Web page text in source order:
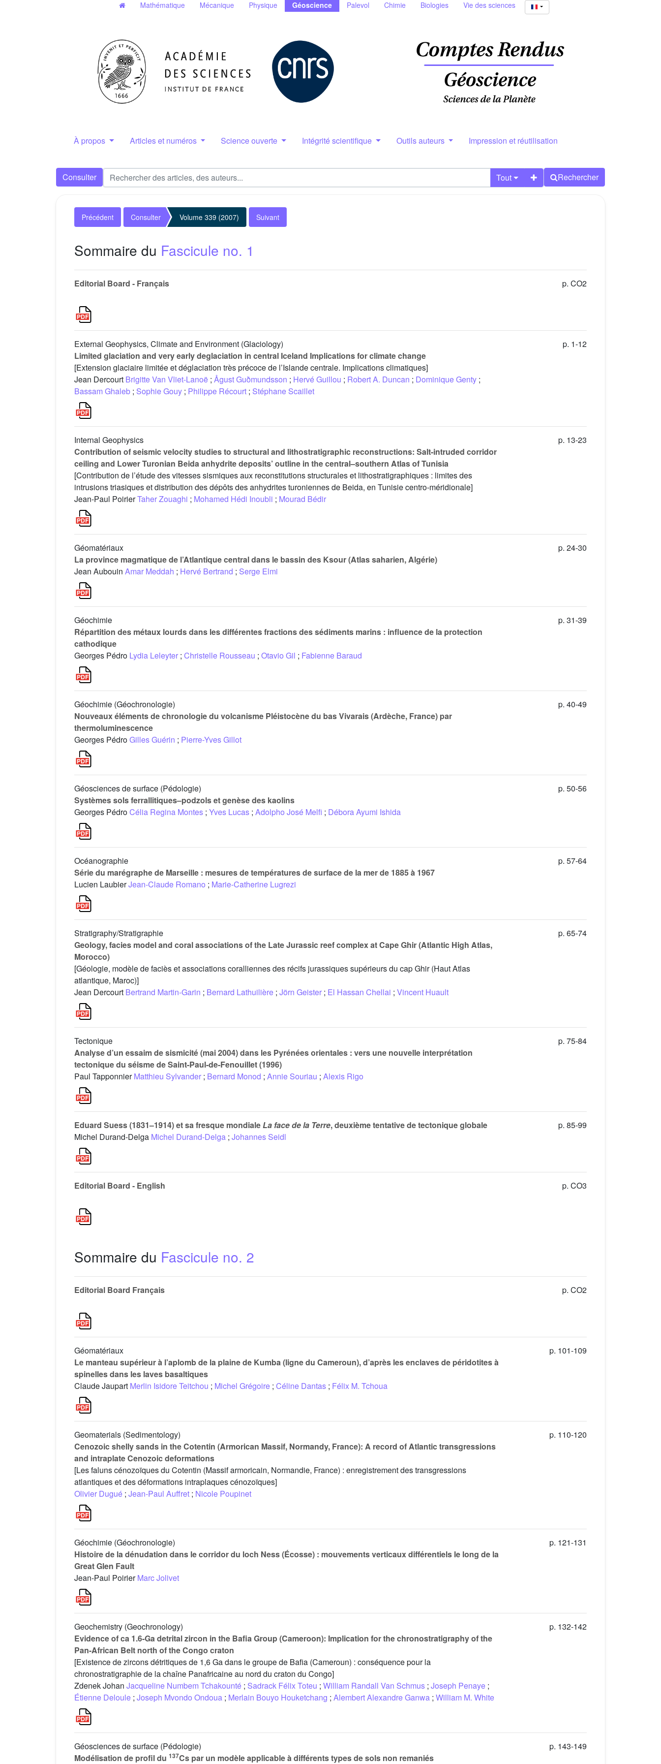
Mathématique Mécanique Physique Géoscience Palevol Chimie Biologies Vie des sciences
À propos Articles et numéros Science ouverte Intégrité scientifique Outils auteurs Impression et réutilisation
Consulter Tout Rechercher
Précédent Consulter Volume 339 (2007) Suivant
Sommaire du Fascicule no. 1
Editorial Board - Français p. CO2
External Geophysics, Climate and Environment (Glaciology)
Limited glaciation and very early deglaciation in central Iceland Implications for climate change
[Extension glaciaire limitée et déglaciation très précoce de l’Islande centrale. Implications climatiques]
Jean Dercourt Brigitte Van Vliet-Lanoë ; Ågust Guðmundsson ; Hervé Guillou ; Robert A. Duncan ; Dominique Genty ;
Bassam Ghaleb ; Sophie Gouy ; Philippe Récourt ; Stéphane Scaillet
p. 1-12
Internal Geophysics
Contribution of seismic velocity studies to structural and lithostratigraphic reconstructions: Salt-intruded corridor
ceiling and Lower Turonian Beida anhydrite deposits’ outline in the central–southern Atlas of Tunisia
[Contribution de l’étude des vitesses sismiques aux reconstitutions structurales et lithostratigraphiques : limites des
intrusions triasiques et distribution des dépôts des anhydrites turoniennes de Beida, en Tunisie centro-méridionale]
Jean-Paul PoirierTaher Zouaghi ; Mohamed Hédi Inoubli ; Mourad Bédir
p. 13-23
Géomatériaux
La province magmatique de l’Atlantique central dans le bassin des Ksour (Atlas saharien, Algérie)
Jean Aubouin Amar Meddah ; Hervé Bertrand ; Serge Elmi
p. 24-30
Géochimie
Répartition des métaux lourds dans les différentes fractions des sédiments marins : influence de la protection
cathodique
Georges Pédro Lydia Leleyter ; Christelle Rousseau ; Otavio Gil ; Fabienne Baraud
p. 31-39
Géochimie (Géochronologie)
Nouveaux éléments de chronologie du volcanisme Pléistocène du bas Vivarais (Ardèche, France) par
thermoluminescence
Georges PédroGilles Guérin ; Pierre-Yves Gillot
p. 40-49
Géosciences de surface (Pédologie)
Systèmes sols ferrallitiques–podzols et genèse des kaolins
Georges PédroCélia Regina Montes ; Yves Lucas ; Adolpho José Melfi ; Débora Ayumi Ishida
p. 50-56
Océanographie
Série du marégraphe de Marseille : mesures de températures de surface de la mer de 1885 à 1967
Lucien LaubierJean-Claude Romano ; Marie-Catherine Lugrezi
p. 57-64
Stratigraphy/Stratigraphie
Geology, facies model and coral associations of the Late Jurassic reef complex at Cape Ghir (Atlantic High Atlas,
Morocco)
[Géologie, modèle de faciès et associations coralliennes des récifs jurassiques supérieurs du cap Ghir (Haut Atlas
atlantique, Maroc)]
Jean Dercourt Bertrand Martin-Garin ; Bernard Lathuilière ; Jörn Geister ; El Hassan Chellai ; Vincent Huault
p. 65-74
Tectonique
Analyse d’un essaim de sismicité (mai 2004) dans les Pyrénées orientales : vers une nouvelle interprétation
tectonique du séisme de Saint-Paul-de-Fenouillet (1996)
Paul TapponnierMatthieu Sylvander ; Bernard Monod ; Annie Souriau ; Alexis Rigo
p. 75-84
Eduard Suess (1831–1914) et sa fresque mondialeLa face de la Terre, deuxième tentative de tectonique globale
Michel Durand-Delga Michel Durand-Delga ; Johannes Seidl
p. 85-99
Editorial Board - English p. CO3
Sommaire du Fascicule no. 2
Editorial Board Français p. CO2
Géomatériaux
Le manteau supérieur à l’aplomb de la plaine de Kumba (ligne du Cameroun), d’après les enclaves de péridotites à
spinelles dans les laves basaltiques
Claude Jaupart Merlin Isidore Teitchou ; Michel Grégoire ; Céline Dantas ; Félix M. Tchoua
p. 101-109
Geomaterials (Sedimentology)
Cenozoic shelly sands in the Cotentin (Armorican Massif, Normandy, France): A record of Atlantic transgressions
and intraplate Cenozoic deformations
[Les faluns cénozoïques du Cotentin (Massif armoricain, Normandie, France) : enregistrement des transgressions
atlantiques et des déformations intraplaques cénozoïques]
Olivier Dugué ; Jean-Paul Auffret ; Nicole Poupinet
p. 110-120
Géochimie (Géochronologie)
Histoire de la dénudation dans le corridor du loch Ness (Écosse) : mouvements verticaux différentiels le long de la
Great Glen Fault
Jean-Paul PoirierMarc Jolivet
p. 121-131
Geochemistry (Geochronology)
Evidence of ca 1.6-Ga detrital zircon in the Bafia Group (Cameroon): Implication for the chronostratigraphy of the
Pan-African Belt north of the Congo craton
[Existence de zircons détritiques de 1,6 Ga dans le groupe de Bafia (Cameroun) : conséquence pour la
chronostratigraphie de la chaîne Panafricaine au nord du craton du Congo]
Zdenek Johan Jacqueline Numbem Tchakounté ; Sadrack Félix Toteu ; William Randall Van Schmus ; Joseph Penaye ;
Étienne Deloule ; Joseph Mvondo Ondoua ; Merlain Bouyo Houketchang ; Alembert Alexandre Ganwa ; William M. White
p. 132-142
Géosciences de surface (Pédologie)
Modélisation de profil du 137Cs par un modèle applicable à différents types de sols non remaniés
p. 143-149